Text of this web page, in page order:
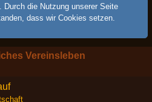
Durch die Nutzung unserer Seite
dass wir Cookies setzen.
Vereinsleben